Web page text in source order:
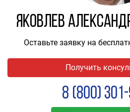
Яковлев
Оставьте заявку на
Получить
8 (800)